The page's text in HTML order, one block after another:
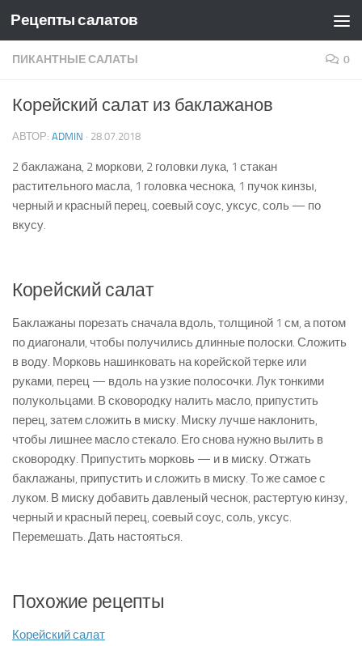
Skip to content
Рецепты салатов
ПИКАНТНЫЕ САЛАТЫ 0
Корейский салат из баклажанов
АВТОР: ADMIN · 28.07.2018
2 баклажана, 2 моркови, 2 головки лука, 1 стакан
растительного масла, 1 головка чеснока, 1 пучок кинзы,
черный и красный перец, соевый соус, уксус, соль — по
вкусу.
Корейский салат
Баклажаны порезать сначала вдоль, толщиной 1 см, а потом
по диагонали, чтобы получились длинные полоски. Сложить
в воду. Морковь нашинковать на корейской терке или
руками, перец — вдоль на узкие полосочки. Лук тонкими
полукольцами. В сковородку налить масло, припустить
перец, затем сложить в миску. Миску лучше наклонить,
чтобы лишнее масло стекало. Его снова нужно вылить в
сковородку. Припустить морковь — и в миску. Отжать
баклажаны, припустить и сложить в миску. То же самое с
луком. В миску добавить давленый чеснок, растертую кинзу,
черный и красный перец, соевый соус, соль, уксус.
Перемешать. Дать настояться.
Похожие рецепты
Корейский салат